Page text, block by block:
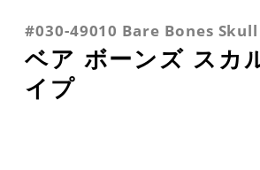
#030-49010 Bare Bones
ベア ボーンズ スカ
イプ